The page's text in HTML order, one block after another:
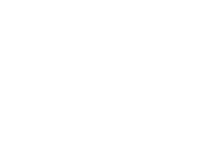
，滿NT$999(含以上)免運費